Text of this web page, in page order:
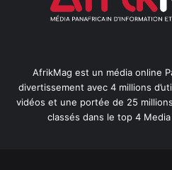
AfrikMag est un média online
divertissement avec 4 millions
vidéos et une portée de 25
classés dans le top 4